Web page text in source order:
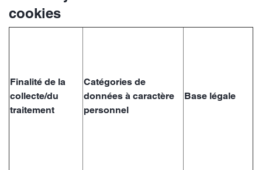
cookies
Finalité de la
collecte/du
traitement
Catégories de
données à caractère
personnel
Base légale